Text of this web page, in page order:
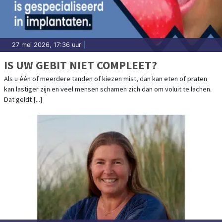
27 mei 2026, 17:36 uur
IS UW GEBIT NIET COMPLEET?
Als u één of meerdere tanden of kiezen mist, dan kan eten of praten
kan lastiger zijn en veel mensen schamen zich dan om voluit te lachen.
Dat geldt [...]